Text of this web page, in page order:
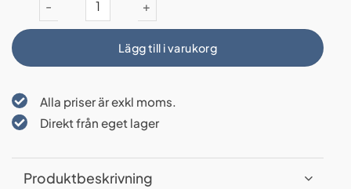
Lägg till i varukorg
Alla priser är exkl moms.
Direkt från eget lager
Produktbeskrivning